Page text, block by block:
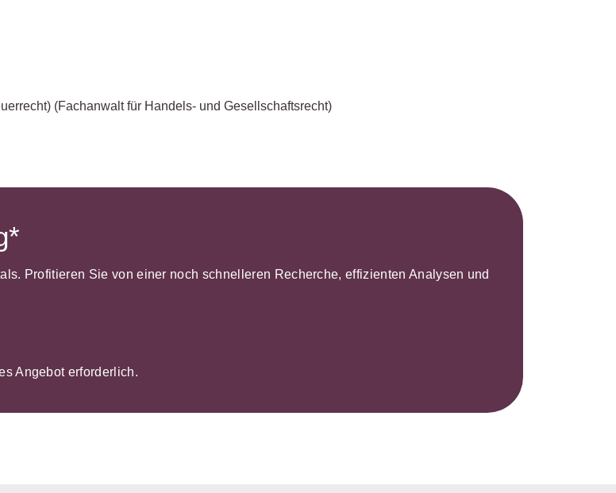
(Fachanwalt für Handels- und Gesellschaftsrecht)
Profitieren Sie von einer noch schnelleren Recherche, effizienten Analysen und
Angebot erforderlich.